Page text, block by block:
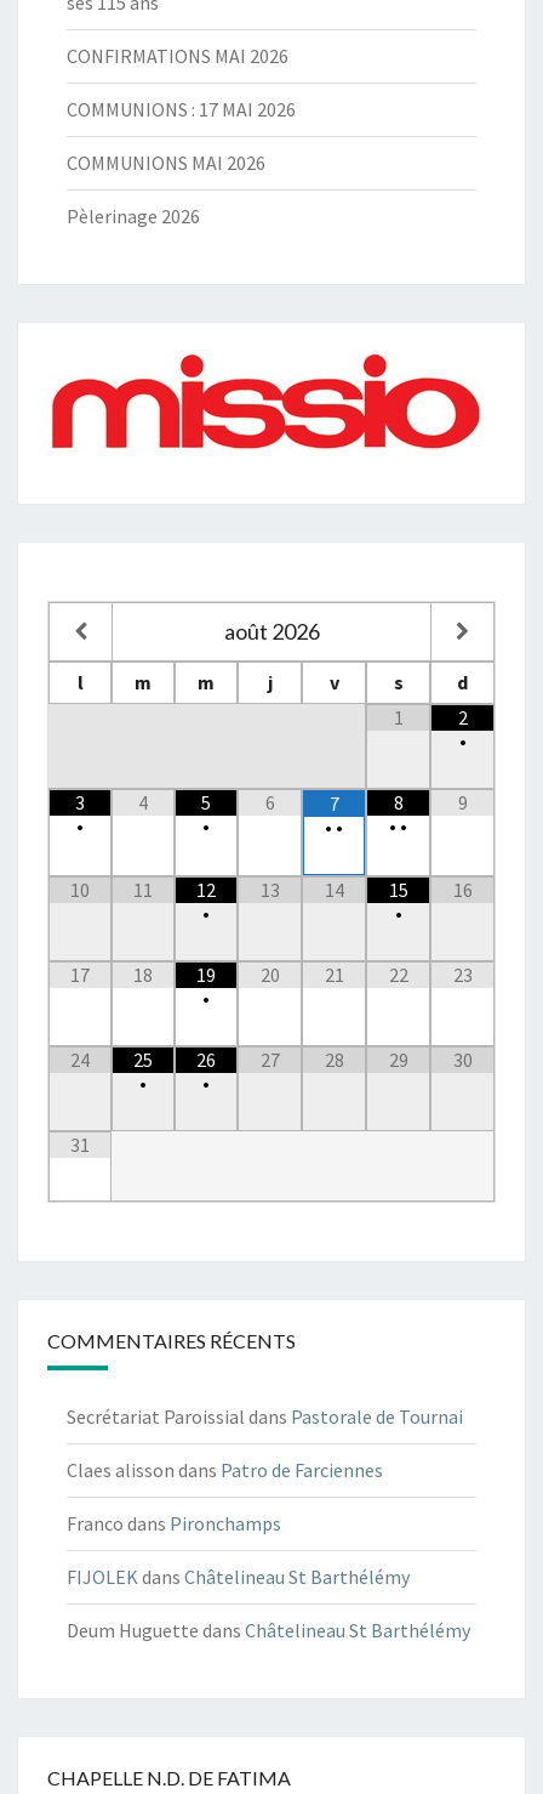
CONFIRMATIONS MAI 2026
COMMUNIONS : 17 MAI 2026
COMMUNIONS MAI 2026
Pèlerinage 2026
août 2026
l m m j v s
d
1
2
•
3
•
4
5
•
6
7
• •
8
• •
9
10 11
12
•
13 14
15
•
16
17 18
19
•
20 21 22 23
24
25
•
26
•
27 28 29 30
31
COMMENTAIRES RÉCENTS
Secrétariat Paroissial dans Pastorale de Tournai
Claes alisson dans Patro de Farciennes
Franco dans Pironchamps
FIJOLEKdans Châtelineau St Barthélémy
Deum Huguette dans Châtelineau St Barthélémy
CHAPELLE N.D. DE FATIMA